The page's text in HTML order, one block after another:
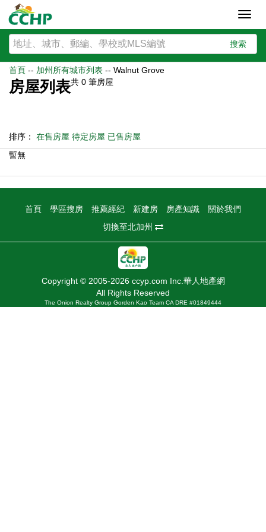
搜索
首頁 -- 加州所有城市列表 -- Walnut Grove
房屋列表共 0 筆房屋
排序： 在售房屋 待定房屋 已售房屋
暫無
首頁 學區搜房 推薦經紀 新建房 房產知識
關於我們
切換至北加州
Copyright © 2005-2026 ccyp.com Inc.華人地產網
All Rights Reserved
The Onion Realty Group Gorden Kao Team CA DRE #01849444